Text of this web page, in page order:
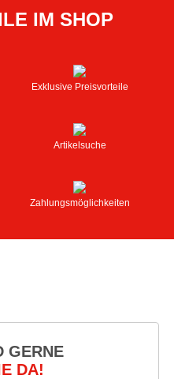
IM SHOP
Exklusive Preisvorteile
Artikelsuche
Zahlungsmöglichkeiten
GERNE
DA!